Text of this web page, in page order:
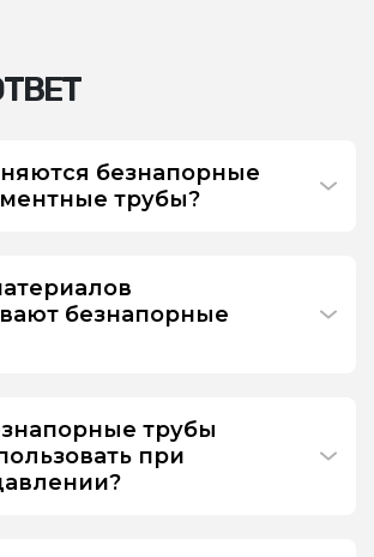
безнапорные
трубы?
безнапорные
трубы
при